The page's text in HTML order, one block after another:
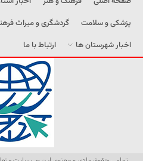
پزشکی و سلامت
گردشگری و میراث
اخبار شهرستان ها
ارتباط با ما